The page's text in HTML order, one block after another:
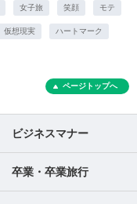
女子旅 笑顔 モテ
仮想現実 ハートマーク
ページトップへ
ビジネスマナー
卒業・卒業旅行